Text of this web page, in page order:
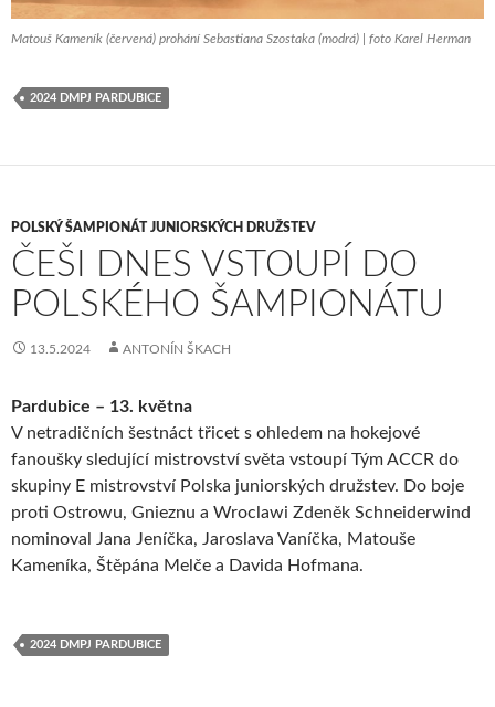
Matouš Kameník (červená) prohání Sebastiana Szostaka (modrá) | foto Karel Herman
2024 DMPJ PARDUBICE
POLSKÝ ŠAMPIONÁT JUNIORSKÝCH DRUŽSTEV
ČEŠI DNES VSTOUPÍ DO
POLSKÉHO ŠAMPIONÁTU
13.5.2024 ANTONÍN ŠKACH
Pardubice – 13. května
V netradičních šestnáct třicet s ohledem na hokejové
fanoušky sledující mistrovství světa vstoupí Tým ACCR do
skupiny E mistrovství Polska juniorských družstev. Do boje
proti Ostrowu, Gnieznu a Wroclawi Zdeněk Schneiderwind
nominoval Jana Jeníčka, Jaroslava Vaníčka, Matouše
Kameníka, Štěpána Melče a Davida Hofmana.
2024 DMPJ PARDUBICE